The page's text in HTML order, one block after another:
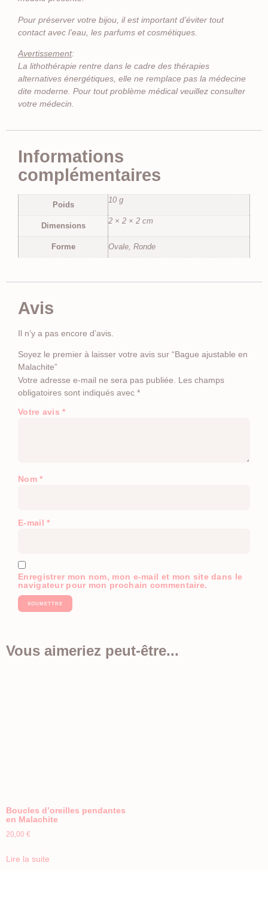
Pour préserver votre bijou, il est important d’éviter tout
contact avec l’eau, les parfums et cosmétiques.
Avertissement:
La lithothérapie rentre dans le cadre des thérapies
alternatives énergétiques, elle ne remplace pas la médecine
dite moderne. Pour tout problème médical veuillez consulter
votre médecin.
Informations
complémentaires
Poids
10 g
Dimensions
2 × 2 × 2 cm
Forme Ovale, Ronde
Avis
Il n’y a pas encore d’avis.
Soyez le premier à laisser votre avis sur “Bague ajustable en
Malachite”
Votre adresse e-mail ne sera pas publiée.
Les champs
obligatoires sont indiqués avec *
Votre avis*
Nom*
E-mail*
Enregistrer mon nom, mon e-mail et mon site dans le
navigateur pour mon prochain commentaire.
Vous aimeriez peut-être...
Boucles d’oreilles pendantes
en Malachite
20,00 €
Lire la suite